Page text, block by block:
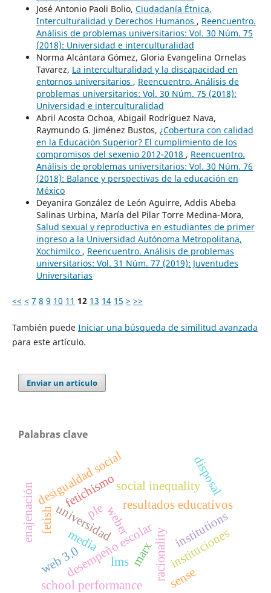
José Antonio Paoli Bolio, Ciudadanía Étnica,
Interculturalidad y Derechos Humanos , Reencuentro.
Análisis de problemas universitarios: Vol. 30 Núm. 75
(2018): Universidad e interculturalidad
Norma Alcántara Gómez, Gloria Evangelina Ornelas
Tavarez, La interculturalidad y la discapacidad en
entornos universitarios , Reencuentro. Análisis de
problemas universitarios: Vol. 30 Núm. 75 (2018):
Universidad e interculturalidad
Abril Acosta Ochoa, Abigail Rodríguez Nava,
Raymundo G. Jiménez Bustos, ¿Cobertura con calidad
en la Educación Superior? El cumplimiento de los
compromisos del sexenio 2012-2018 , Reencuentro.
Análisis de problemas universitarios: Vol. 30 Núm. 76
(2018): Balance y perspectivas de la educación en
México
Deyanira González de León Aguirre, Addis Abeba
Salinas Urbina, María del Pilar Torre Medina-Mora,
Salud sexual y reproductiva en estudiantes de primer
ingreso a la Universidad Autónoma Metropolitana,
Xochimilco , Reencuentro. Análisis de problemas
universitarios: Vol. 31 Núm. 77 (2019): Juventudes
Universitarias
<< < 7 8 9 10 11 12 13 14 15 > >>
También puede Iniciar una búsqueda de similitud avanzada
para este artículo.
Enviar un artículo
Palabras clave
universidad
fetichismo resultados educativos
desempeño escolar
social inequality
desigualdad social
racionality
weber institutions
instituciones
fetish
disposal
enajenación
marx
media
ple
lms
web 3.0
school performance sense